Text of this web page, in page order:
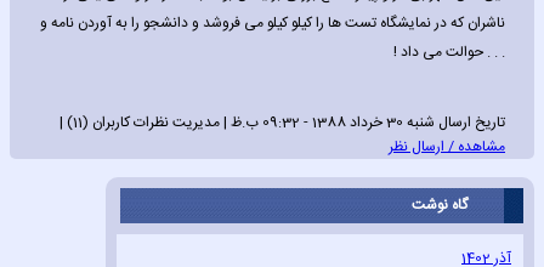
ناشران که در نمایشگاه تست ها را کیلو کیلو می فروشد و دانشجو را به آوردن نامه و
. . . حوالت می داد !
تاریخ ارسال شنبه 30 خرداد 1388 - 09:32 ب.ظ | مدیریت نظرات کاربران (11) |
مشاهده / ارسال نظر
گاه نوشت
آذر 1402